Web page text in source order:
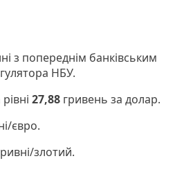
з попереднім банківським
НБУ.
27,88 гривень за долар.
євро.
злотий.